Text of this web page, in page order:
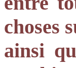
choses
ainsi